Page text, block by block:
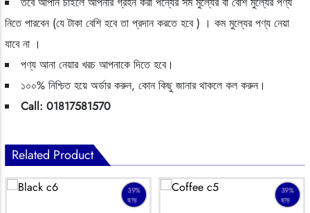
নিতে পারবেন (যে টাকা বেশি হবে তা প্রদান করতে হবে ) । কম মুল্যের পণ্য নেয়া
যাবে না ।
পণ্য আনা নেয়ার খরচ আপনাকে দিতে হবে।
১০০% নিশ্চিত হয়ে অর্ডার করুন, কোন কিছু জানার থাকলে কল করুন।
Call: 01817581570
Related Product
39%
ছাড়
39%
ছাড়